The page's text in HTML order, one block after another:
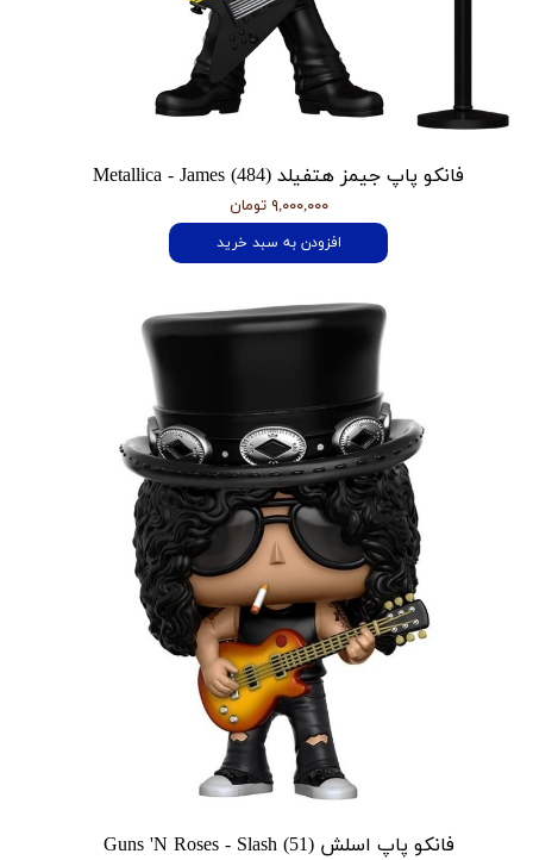
فانکو پاپ جیمز هتفیلد Metallica - James (484)
۹,۰۰۰,۰۰۰ تومان
افزودن به سبد خرید
فانکو پاپ اسلش Guns 'N Roses - Slash (51)